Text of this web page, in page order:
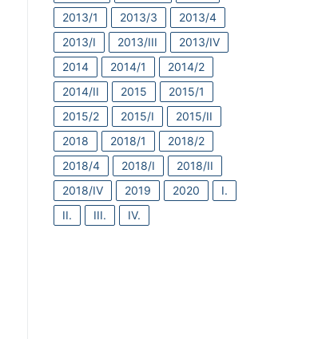
2013/1
2013/3
2013/4
2013/I
2013/III
2013/IV
2014
2014/1
2014/2
2014/II
2015
2015/1
2015/2
2015/I
2015/II
2018
2018/1
2018/2
2018/4
2018/I
2018/II
2018/IV
2019 2020
I.
II.
III. IV.